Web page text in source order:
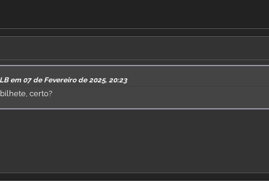
em 07 de Fevereiro de 2025, 20:23
certo?